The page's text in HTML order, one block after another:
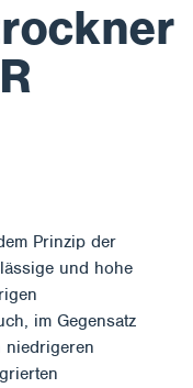
Prinzip der
und hohe
im Gegensatz
niedrigeren